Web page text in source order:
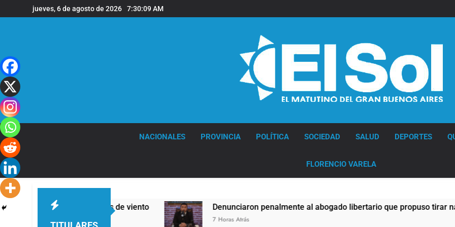
al
jueves, 6 de agosto de 2026 7:30:10 AM
NACIONALES PROVINCIA POLÍTICA SOCIEDAD SALUD DEPORTES
FLORENCIO VARELA
y fuertes ráfagas de viento Denunciaron penalmente al abogado libertario que propuso tirar napalm
7 Horas Atrás